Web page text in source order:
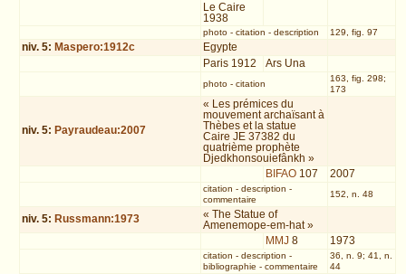
Le Caire
1938
photo- citation - description 129, fig. 97
niv. 5: Maspero:1912c
Egypte
Paris 1912
Ars Una
photo- citation
163, fig. 298;
173
niv. 5: Payraudeau:2007
« Les prémices du
mouvement archaïsant à
Thèbes et la statue
Caire JE 37382 du
quatrième prophète
Djedkhonsouiefânkh »
BIFAO 107 2007
citation - description -
commentaire
152, n. 48
niv. 5: Russmann:1973
« The Statue of
Amenemope-em-hat »
MMJ 8 1973
citation - description -
bibliographie - commentaire
36, n. 9; 41, n.
44